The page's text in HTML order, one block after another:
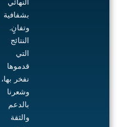
النهائي
بشفافية
وتفانٍ.
النتائج
التي
قدموها
نفخر بها،
وشعرنا
بالدعم
والثقة